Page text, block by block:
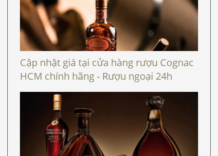
Cập nhật giá tại cửa hàng rượu Cognac
HCM chính hãng - Rượu ngoại 24h